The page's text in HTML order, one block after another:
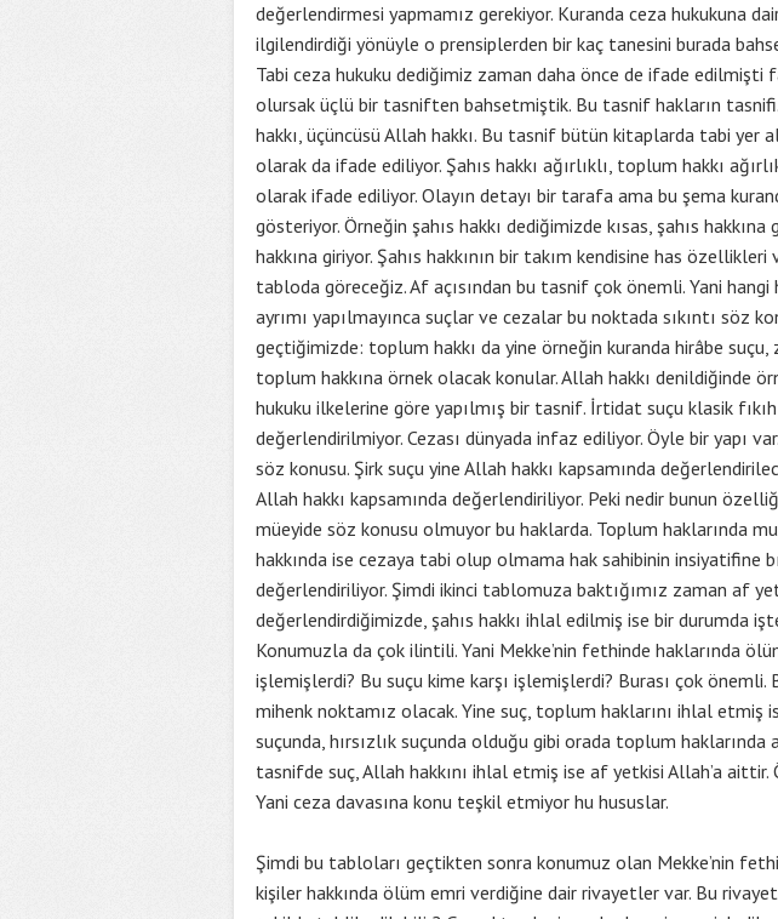
değerlendirmesi yapmamız gerekiyor. Kuranda ceza hukukuna
ilgilendirdiği yönüyle o prensiplerden bir kaç tanesini burada
Tabi ceza hukuku dediğimiz zaman daha önce de ifade edilmişti
olursak üçlü bir tasniften bahsetmiştik. Bu tasnif hakların tasnifi.
hakkı, üçüncüsü Allah hakkı. Bu tasnif bütün kitaplarda tabi yer
olarak da ifade ediliyor. Şahıs hakkı ağırlıklı, toplum hakkı
olarak ifade ediliyor. Olayın detayı bir tarafa ama bu şema
gösteriyor. Örneğin şahıs hakkı dediğimizde kısas, şahıs
hakkına giriyor. Şahıs hakkının bir takım kendisine has özellikleri
tabloda göreceğiz. Af açısından bu tasnif çok önemli. Yani
ayrımı yapılmayınca suçlar ve cezalar bu noktada sıkıntı söz
geçtiğimizde: toplum hakkı da yine örneğin kuranda hirâbe suçu,
toplum hakkına örnek olacak konular. Allah hakkı denildiğinde
hukuku ilkelerine göre yapılmış bir tasnif. İrtidat suçu klasik
değerlendirilmiyor. Cezası dünyada infaz ediliyor. Öyle bir yapı
söz konusu. Şirk suçu yine Allah hakkı kapsamında
Allah hakkı kapsamında değerlendiriliyor. Peki nedir bunun
müeyide söz konusu olmuyor bu haklarda. Toplum haklarında
hakkında ise cezaya tabi olup olmama hak sahibinin insiyatifine
değerlendiriliyor. Şimdi ikinci tablomuza baktığımız zaman af
değerlendirdiğimizde, şahıs hakkı ihlal edilmiş ise bir durumda
Konumuzla da çok ilintili. Yani Mekke’nin fethinde haklarında
işlemişlerdi? Bu suçu kime karşı işlemişlerdi? Burası çok
mihenk noktamız olacak. Yine suç, toplum haklarını ihlal etmiş
suçunda, hırsızlık suçunda olduğu gibi orada toplum
tasnifde suç, Allah hakkını ihlal etmiş ise af yetkisi Allah’a
Yani ceza davasına konu teşkil etmiyor hu hususlar.
Şimdi bu tabloları geçtikten sonra konumuz olan Mekke’nin fethi
kişiler hakkında ölüm emri verdiğine dair rivayetler var. Bu